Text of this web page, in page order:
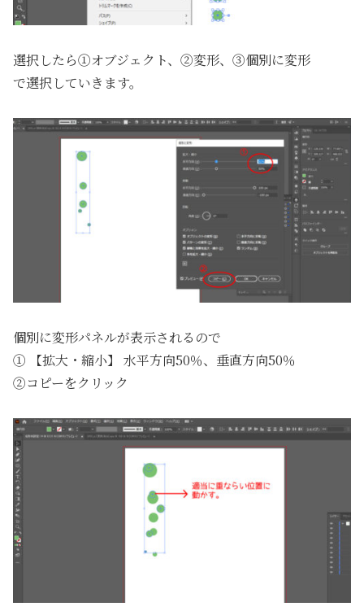
選択したら①オブジェクト、②変形、③個別に変形
で選択していきます。
個別に変形パネルが表示されるので
① 【拡大・縮小】 水平方向50％、垂直方向50％
②コピーをクリック